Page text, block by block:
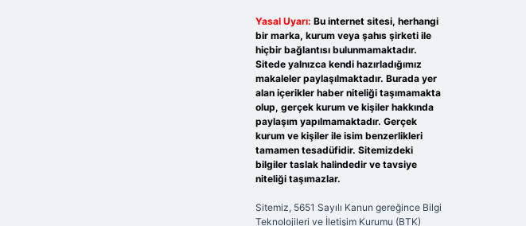
Yasal Uyarı: Bu internet sitesi, herhangi
bir marka, kurum veya şahıs şirketi ile
hiçbir bağlantısı bulunmamaktadır.
Sitede yalnızca kendi hazırladığımız
makaleler paylaşılmaktadır. Burada yer
alan içerikler haber niteliği taşımamakta
olup, gerçek kurum ve kişiler hakkında
paylaşım yapılmamaktadır. Gerçek
kurum ve kişiler ile isim benzerlikleri
tamamen tesadüfidir. Sitemizdeki
bilgiler taslak halindedir ve tavsiye
niteliği taşımazlar.
Sitemiz, 5651 Sayılı Kanun gereğince Bilgi
Teknolojileri ve İletişim Kurumu (BTK)